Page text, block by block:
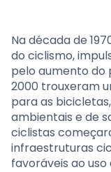
Na década de
do ciclismo,
pelo aumento do
2000 trouxeram
para as
ambientais e de
ciclistas
infraestruturas
favoráveis ao